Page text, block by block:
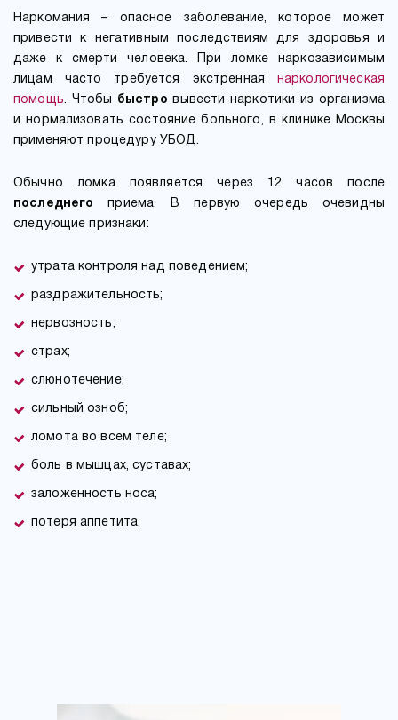
Наркомания – опасное заболевание, которое может
привести к негативным последствиям для здоровья и
даже к смерти человека. При ломке наркозависимым
лицам часто требуется экстренная
наркологическая
помощь. Чтобы быстро вывести наркотики из организма
и нормализовать состояние больного, в клинике Москвы
применяют процедуру УБОД.
Обычно ломка появляется через 12 часов после
последнего
приема. В первую очередь очевидны
следующие признаки:
утрата контроля над поведением;
раздражительность;
нервозность;
страх;
слюнотечение;
сильный озноб;
ломота во всем теле;
боль в мышцах, суставах;
заложенность носа;
потеря аппетита.